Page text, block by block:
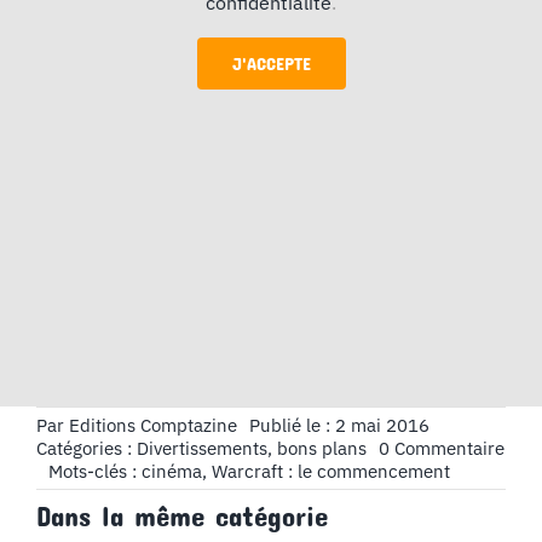
J'ACCEPTE
Par Editions Comptazine Publié le : 2 mai 2016
Catégories : Divertissements, bons plans 0 Commentaireon
:
Mots-clés : cinéma, Warcraft : le commencement
Dans la même catégorie